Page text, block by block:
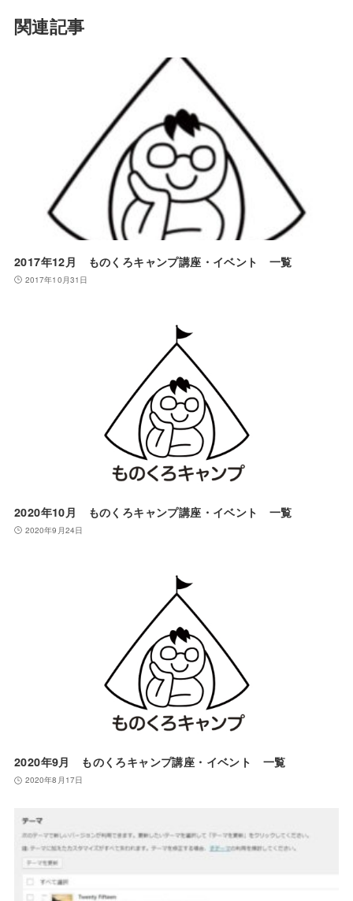
関連記事
2017年12月 ものくろキャンプ講座・イベント 一覧
2017年10月31日
2020年10月 ものくろキャンプ講座・イベント 一覧
2020年9月24日
2020年9月 ものくろキャンプ講座・イベント 一覧
2020年8月17日